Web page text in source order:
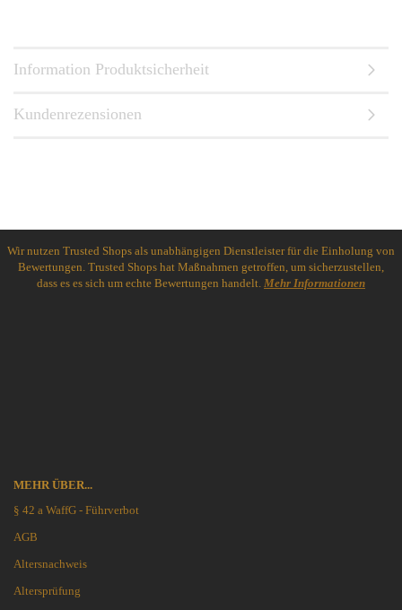
Information Produktsicherheit
Kundenrezensionen
Wir nutzen Trusted Shops als unabhängigen Dienstleister für die Einholung von
Bewertungen. Trusted Shops hat Maßnahmen getroffen, um sicherzustellen,
dass es es sich um echte Bewertungen handelt. Mehr Informationen
MEHR ÜBER...
§ 42 a WaffG - Führverbot
AGB
Altersnachweis
Altersprüfung